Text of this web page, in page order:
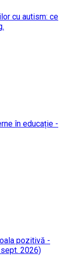
cu autism: ce
în educație -
pozitivă -
2026)